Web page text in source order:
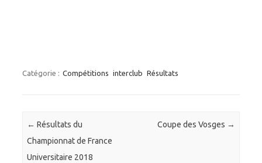
Catégorie : Compétitions interclub Résultats
Navigation des articles
← Résultats du
Championnat de France
Universitaire 2018
Coupe des Vosges →